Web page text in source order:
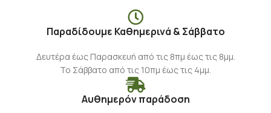
Παραδίδουμε Καθημερινά & Σάββατο
Δευτέρα έως Παρασκευή από τις 8πμ έως τις 8μμ.
Το Σάββατο από τις 10πμ έως τις 4μμ.
Αυθημερόν παράδοση